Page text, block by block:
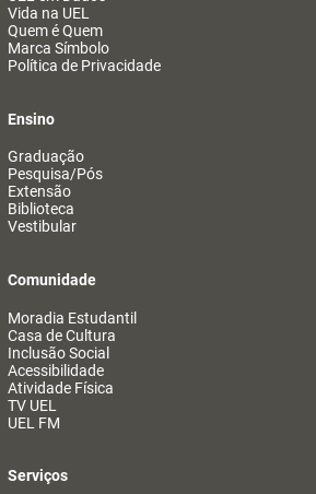
Vida na UEL
Quem é Quem
Marca Símbolo
Política de Privacidade
Ensino
Graduação
Pesquisa/Pós
Extensão
Biblioteca
Vestibular
Comunidade
Moradia Estudantil
Casa de Cultura
Inclusão Social
Acessibilidade
Atividade Física
TV UEL
UEL FM
Serviços